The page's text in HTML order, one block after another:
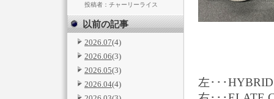
投稿者：チャーリーライス
以前の記事
2026.07(4)
2026.06(3)
2026.05(3)
2026.04(4)
左･･･